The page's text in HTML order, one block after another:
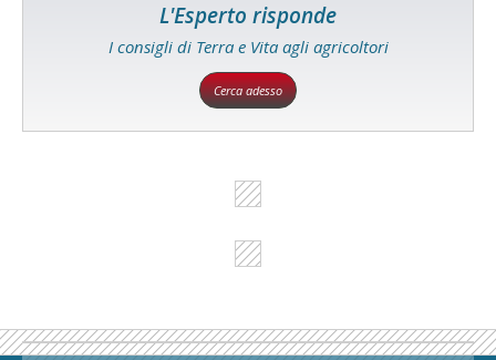
L'Esperto risponde
I consigli di Terra e Vita agli agricoltori
Cerca adesso